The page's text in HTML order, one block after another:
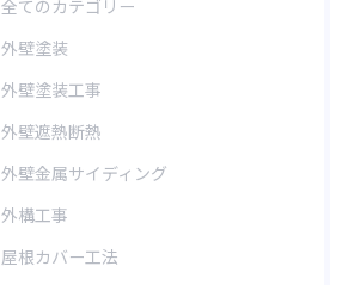
全てのカテゴリー
外壁塗装
外壁塗装工事
外壁遮熱断熱
外壁金属サイディング
外構工事
屋根カバー工法